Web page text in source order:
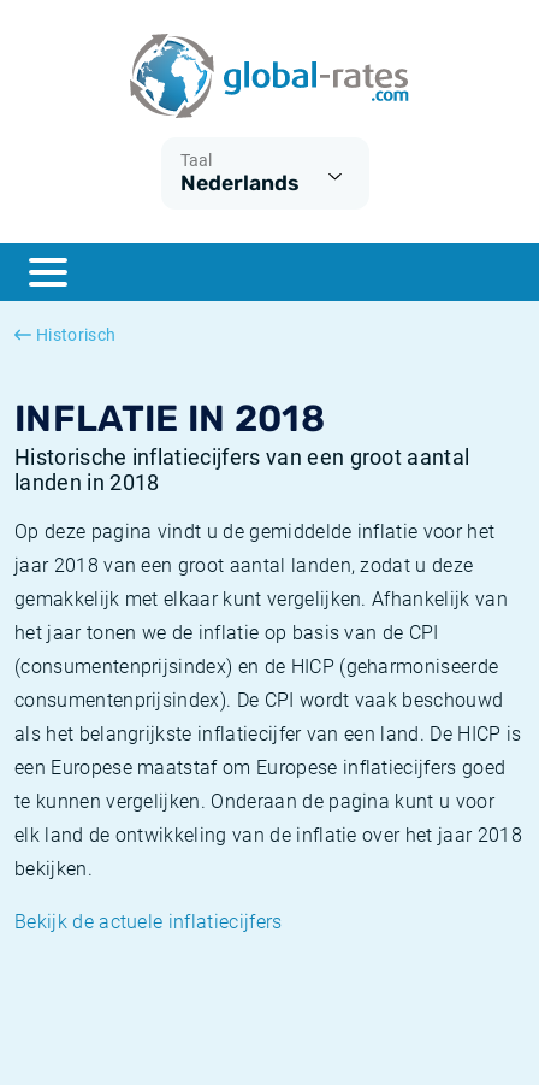
Taal
Nederlands
Historisch
INFLATIE IN 2018
Historische inflatiecijfers van een groot aantal
landen in 2018
Op deze pagina vindt u de gemiddelde inflatie voor het
jaar 2018 van een groot aantal landen, zodat u deze
gemakkelijk met elkaar kunt vergelijken. Afhankelijk van
het jaar tonen we de inflatie op basis van de CPI
(consumentenprijsindex) en de HICP (geharmoniseerde
consumentenprijsindex). De CPI wordt vaak beschouwd
als het belangrijkste inflatiecijfer van een land. De HICP is
een Europese maatstaf om Europese inflatiecijfers goed
te kunnen vergelijken. Onderaan de pagina kunt u voor
elk land de ontwikkeling van de inflatie over het jaar 2018
bekijken.
Bekijk de actuele inflatiecijfers
ESTER
SONIA
Wat is CPI inflatie?
Wat is HICP inflatie?
Nederlandse inflatie - CPI
Amerikaanse inflatie - CPI
Euribor historie
SOFR historie
TONAR historie
Inflatiecalculator